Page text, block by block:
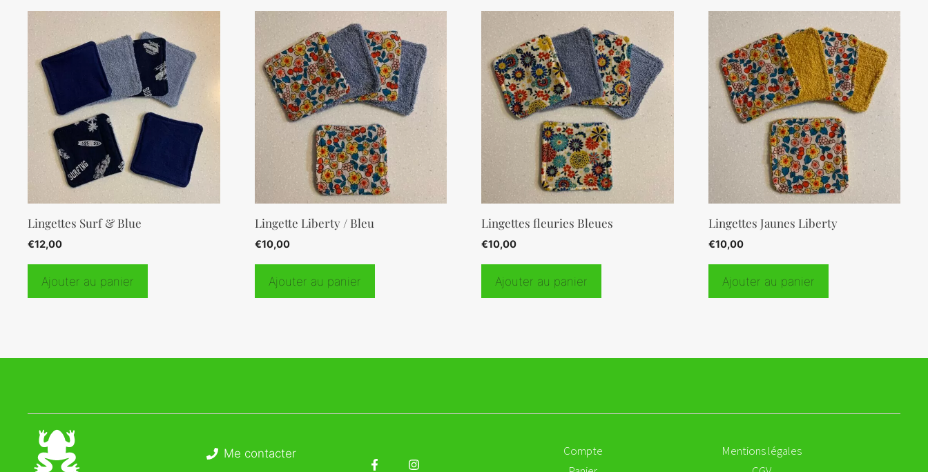
Lingettes Surf & Blue
€12,00
Ajouter au panier
Lingette Liberty / Bleu
€10,00
Ajouter au panier
Lingettes fleuries Bleues
€10,00
Ajouter au panier
Lingettes Jaunes Liberty
€10,00
Ajouter au panier
Me contacter
Compte
Mentions légales